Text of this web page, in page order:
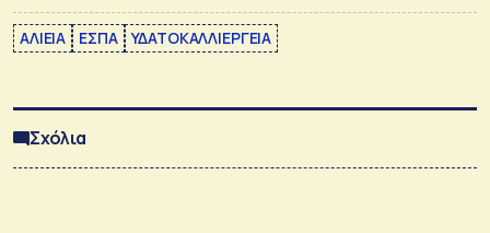
ΑΛΙΕΙΑ ΕΣΠΑ ΥΔΑΤΟΚΑΛΛΙΕΡΓΕΙΑ
Σχόλια